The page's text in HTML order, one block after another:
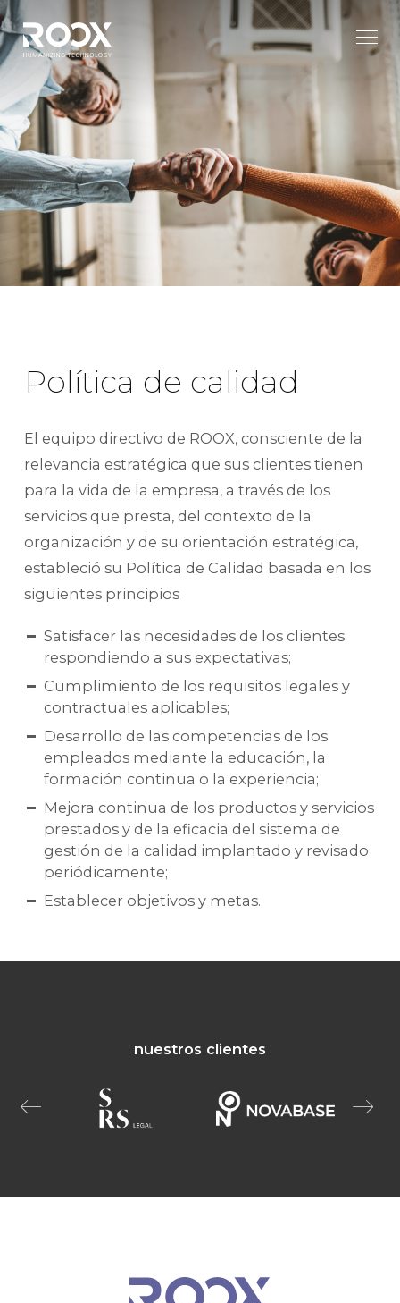
Política de calidad
El equipo directivo de ROOX, consciente de la
relevancia estratégica que sus clientes tienen
para la vida de la empresa, a través de los
servicios que presta, del contexto de la
organización y de su orientación estratégica,
estableció su Política de Calidad basada en los
siguientes principios
Satisfacer las necesidades de los clientes
respondiendo a sus expectativas;
Cumplimiento de los requisitos legales y
contractuales aplicables;
Desarrollo de las competencias de los
empleados mediante la educación, la
formación continua o la experiencia;
Mejora continua de los productos y servicios
prestados y de la eficacia del sistema de
gestión de la calidad implantado y revisado
periódicamente;
Establecer objetivos y metas.
nuestros clientes